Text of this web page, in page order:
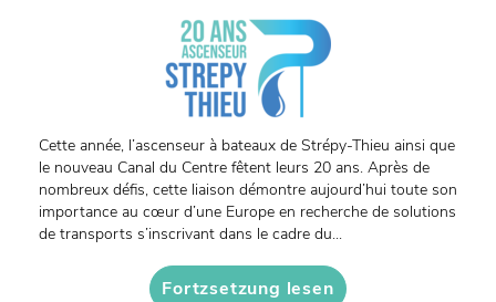
Cette année, l’ascenseur à bateaux de Strépy-Thieu ainsi que
le nouveau Canal du Centre fêtent leurs 20 ans. Après de
nombreux défis, cette liaison démontre aujourd’hui toute son
importance au cœur d’une Europe en recherche de solutions
de transports s’inscrivant dans le cadre du...
Fortzsetzung lesen